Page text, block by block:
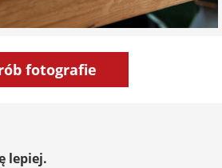
fotografie
lepiej.